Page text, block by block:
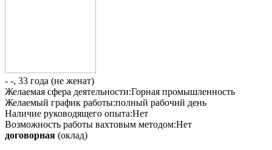
- -, 33 года (не женат)
Желаемая сфера деятельности:Горная промышленность
Желаемый график работы:полный рабочий день
Наличие руководящего опыта:Нет
Возможность работы вахтовым методом:Нет
договорная (оклад)